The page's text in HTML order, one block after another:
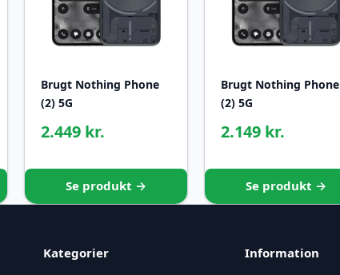
Brugt Nothing Phone
(2) 5G
2.449 kr.
Se produkt →
Brugt Nothing Phone
(2) 5G
2.149 kr.
Se produkt →
Kategorier Information